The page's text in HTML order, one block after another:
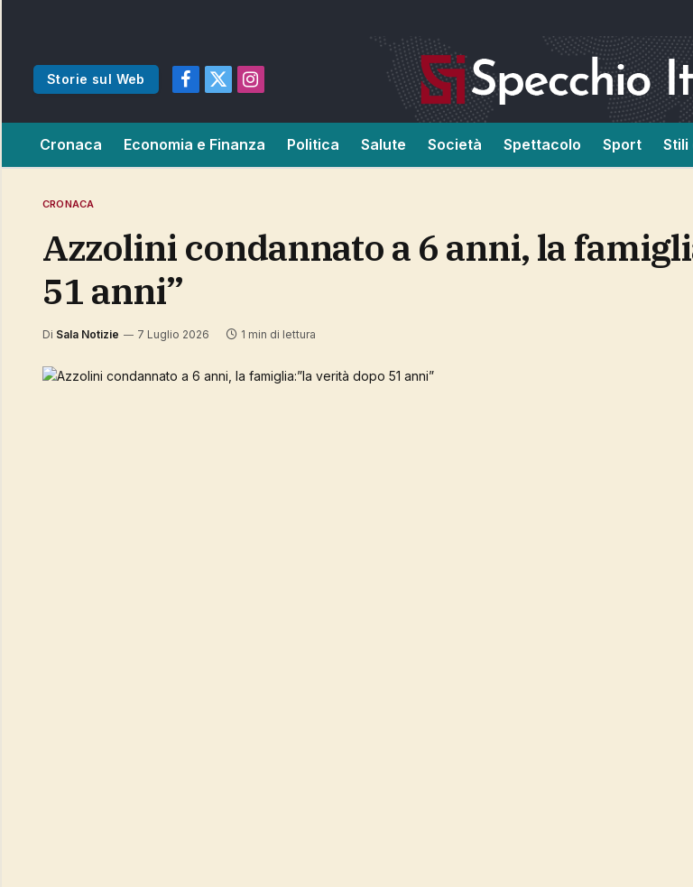
Storie sul Web
Facebook
X
Instagram
Cronaca Economia e Finanza Politica Salute Società Spettacolo Sport Stili
CRONACA
Azzolini condannato a 6 anni, la famiglia:”la verità dopo
51 anni”
Di Sala Notizie 7 Luglio 2026 1 min di lettura